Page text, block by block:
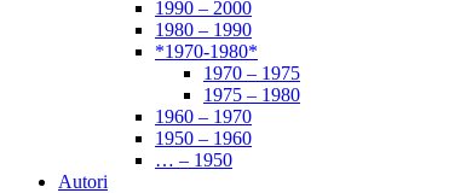
1990 – 2000
1980 – 1990
*1970-1980*
1970 – 1975
1975 – 1980
1960 – 1970
1950 – 1960
… – 1950
Autori